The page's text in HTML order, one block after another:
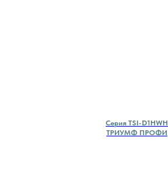
Cерия TSI-D1HWH
ТРИУМФ ПРОФИ